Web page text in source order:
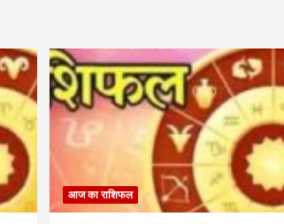
आज का राशिफल